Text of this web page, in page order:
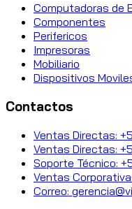
Computadoras de
Componentes
Perifericos
Impresoras
Mobiliario
Dispositivos
Contactos
Ventas Directas:
Ventas Directas:
Soporte Técnico:
Ventas
Correo: